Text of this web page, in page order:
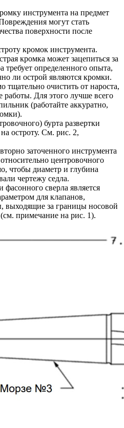
инструмента на предмет
могут стать
поверхности после
кромок инструмента.
кромка может зацепиться за
требует определенного опыта,
ли острой являются кромки.
тщательно очистить от нароста,
работы. Для этого лучше всего
(работайте аккуратно,
бурта развертки
остроту. См. рис. 2,
заточенного инструмента
центровочного
чтобы диаметр и глубина
чертежу седла.
фасонного сверла является
для клапанов,
за границы носовой
примечание на рис. 1).